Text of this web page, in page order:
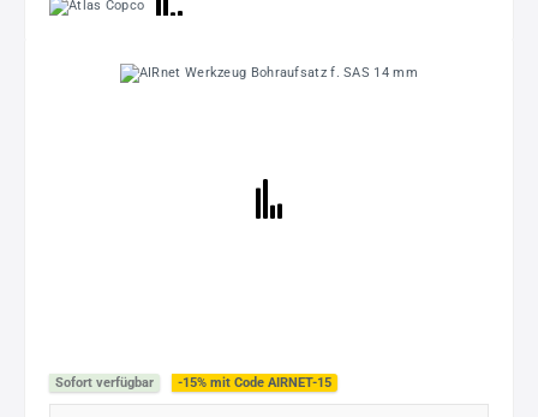
Bildergalerie überspringen
Sofort verfügbar -15% mit Code AIRNET-15